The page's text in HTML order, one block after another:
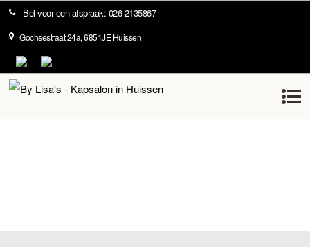
Bel voor een afspraak: 026-2135867